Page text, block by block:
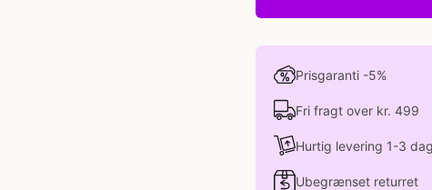
Prisgaranti -5%
Fri fragt over kr. 499
Hurtig levering 1-3
Ubegrænset returret